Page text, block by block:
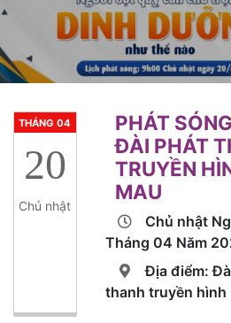
THÁNG 04
20
Chủ nhật
PHÁT
ĐÀI PHÁT
TRUYỀN
MAU
Chủ nhật
Tháng 04 Năm
Địa điểm:
thanh truyền hình